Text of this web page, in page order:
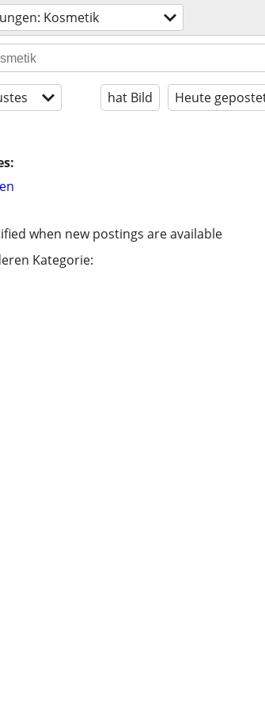
Kosmetik
hat Bild Heute
when new postings are available
Kategorie: